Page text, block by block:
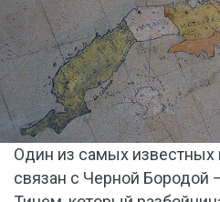
Один из самых известных
связан с Черной